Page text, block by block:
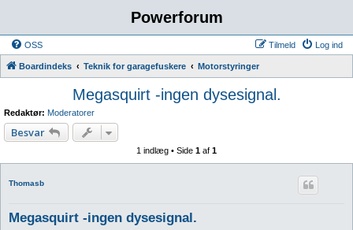
Powerforum
OSS Log ind
Tilmeld
Boardindeks Teknik for garagefuskere Motorstyringer
Megasquirt -ingen dysesignal.
Redaktør: Moderatorer
Besvar
1 indlæg • Side 1 af 1
Thomasb
Megasquirt -ingen dysesignal.